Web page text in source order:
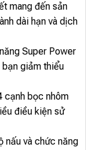
mang đến sản
dài hạn và dịch
Super Power
giảm thiểu
cạnh bọc nhôm
điều kiện sử
nấu và chức năng